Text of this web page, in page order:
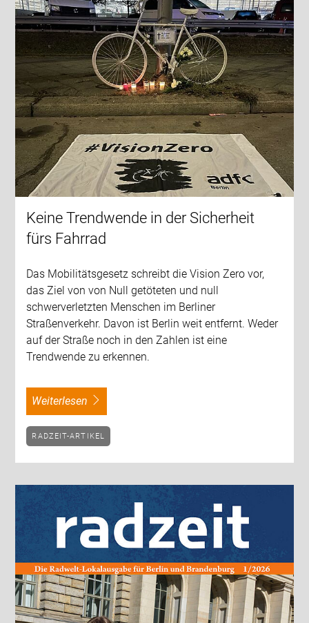
Keine Trendwende in der Sicherheit
fürs Fahrrad
Das Mobilitätsgesetz schreibt die Vision Zero vor,
das Ziel von von Null getöteten und null
schwerverletzten Menschen im Berliner
Straßenverkehr. Davon ist Berlin weit entfernt. Weder
auf der Straße noch in den Zahlen ist eine
Trendwende zu erkennen.
weiterlesen
RADZEIT-ARTIKEL